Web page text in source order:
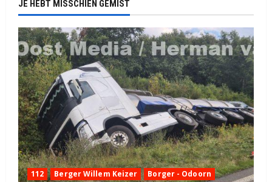
JE HEBT MISSCHIEN GEMIST
112 Berger Willem Keizer
Borger - Odoorn